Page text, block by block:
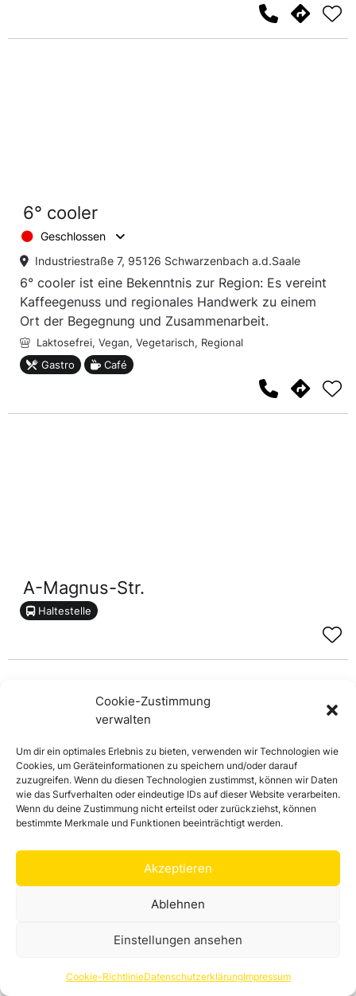
Cookie-Zustimmung
verwalten
Um dir ein optimales Erlebnis zu bieten, verwenden wir Technologien wie
Cookies, um Geräteinformationen zu speichern und/oder darauf
zuzugreifen. Wenn du diesen Technologien zustimmst, können wir Daten
wie das Surfverhalten oder eindeutige IDs auf dieser Website verarbeiten.
Wenn du deine Zustimmung nicht erteilst oder zurückziehst, können
bestimmte Merkmale und Funktionen beeinträchtigt werden.
Akzeptieren
Ablehnen
Einstellungen ansehen
Cookie-RichtlinieDatenschutzerklärungImpressum
6° cooler
Geschlossen
Industriestraße 7, 95126 Schwarzenbach a.d.Saale
6° cooler ist eine Bekenntnis zur Region: Es vereint
Kaffeegenuss und regionales Handwerk zu einem
Ort der Begegnung und Zusammenarbeit.
Laktosefrei, Vegan, Vegetarisch, Regional
Gastro Café
A-Magnus-Str.
Haltestelle
A-Magnus-Str.